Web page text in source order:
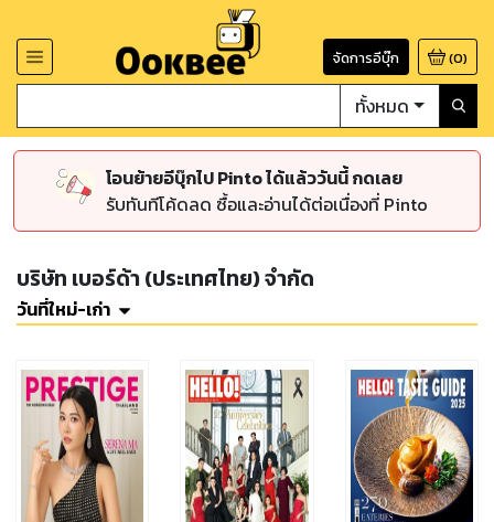
จัดการอีบุ๊ก (0)
ทั้งหมด
โอนย้ายอีบุ๊กไป Pinto ได้แล้ววันนี้ กดเลย
รับทันทีโค้ดลด ซื้อและอ่านได้ต่อเนื่องที่ Pinto
บริษัท เบอร์ด้า (ประเทศไทย) จำกัด
วันที่ใหม่-เก่า